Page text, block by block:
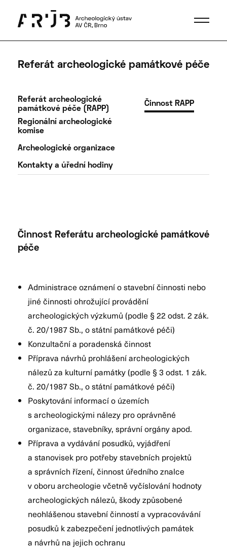
Referát archeologické památkové péče
Referát archeologické
památkové péče (RAPP)
Činnost RAPP
Regionální archeologické
komise
Archeologické organizace
Kontakty a úřední hodiny
Činnost Referátu archeologické památkové
péče
Administrace oznámení o stavební činnosti nebo
jiné činnosti ohrožující provádění
archeologických výzkumů (podle § 22 odst. 2 zák.
č. 20/1987 Sb., o státní památkové péči)
Konzultační a poradenská činnost
Příprava návrhů prohlášení archeologických
nálezů za kulturní památky (podle § 3 odst. 1 zák.
č. 20/1987 Sb., o státní památkové péči)
Poskytování informací o územích
s archeologickými nálezy pro oprávněné
organizace, stavebníky, správní orgány apod.
Příprava a vydávání posudků, vyjádření
a stanovisek pro potřeby stavebních projektů
a správních řízení, činnost úředního znalce
v oboru archeologie včetně vyčíslování hodnoty
archeologických nálezů, škody způsobené
neohlášenou stavební činností a vypracovávání
posudků k zabezpečení jednotlivých památek
a návrhů na jejich ochranu